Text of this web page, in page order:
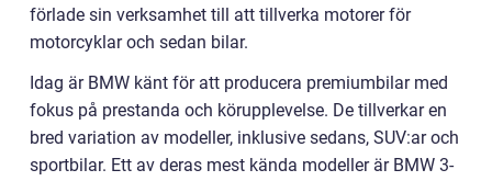
förlade sin verksamhet till att tillverka motorer för
motorcyklar och sedan bilar.
Idag är BMW känt för att producera premiumbilar med
fokus på prestanda och körupplevelse. De tillverkar en
bred variation av modeller, inklusive sedans, SUV:ar och
sportbilar. Ett av deras mest kända modeller är BMW 3-